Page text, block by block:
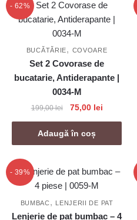
- 62%
BUCĂTĂRIE, COVOARE
Set 2 Covorase de
bucatarie, Antiderapante |
0034-M
199,00lei
Prețul
inițial
a
fost:
75,00 leiPrețul
curent
75,00 lei.
Adaugă în coș
- 39%
BUMBAC, LENJERII DE PAT
Lenjerie de pat bumbac – 4